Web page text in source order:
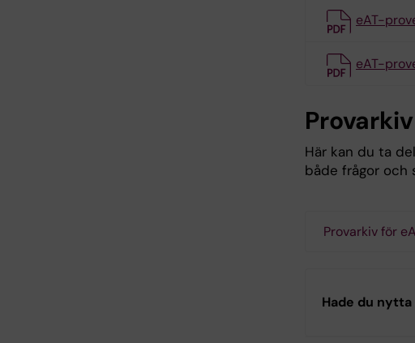
eAT-
eAT-
Här kan du ta
både frågor och
Provarkiv för
Hade du